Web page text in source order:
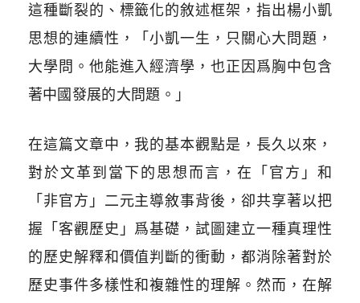
這種斷裂的、標籤化的敘述框架，指出楊小凱
思想的連續性，「小凱一生，只關心大問題，
大學問。他能進入經濟學，也正因爲胸中包含
著中國發展的大問題。」
在這篇文章中，我的基本觀點是，長久以來，
對於文革到當下的思想而言，在「官方」和
「非官方」二元主導敘事背後，卻共享著以把
握「客觀歷史」爲基礎，試圖建立一種真理性
的歷史解釋和價值判斷的衝動，都消除著對於
歷史事件多樣性和複雜性的理解。然而，在解